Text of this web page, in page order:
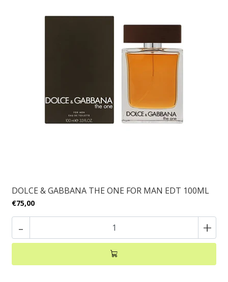
DOLCE & GABBANA THE ONE FOR MAN EDT 100ML
€75,00
- +